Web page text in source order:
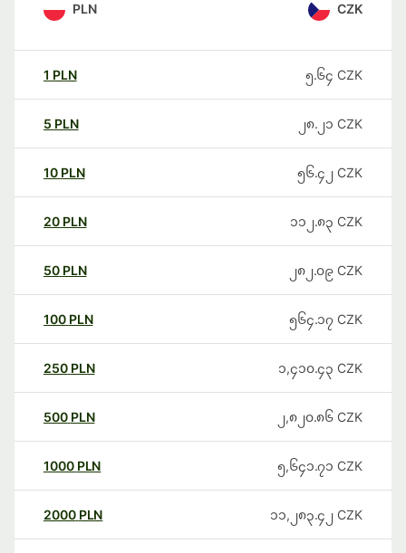
PLN CZK
1 PLN ၅.၆၄ CZK
5 PLN ၂၈.၂၁ CZK
10 PLN ၅၆.၄၂ CZK
20 PLN ၁၁၂.၈၃ CZK
50 PLN ၂၈၂.၀၉ CZK
100 PLN ၅၆၄.၁၇ CZK
250 PLN ၁,၄၁၀.၄၃ CZK
500 PLN ၂,၈၂၀.၈၆ CZK
1000 PLN ၅,၆၄၁.၇၁ CZK
2000 PLN ၁၁,၂၈၃.၄၂ CZK